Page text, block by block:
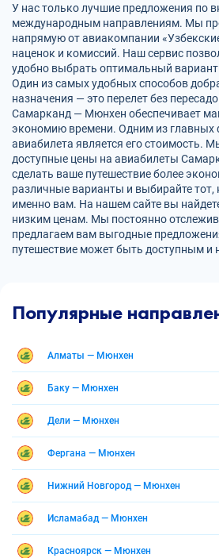
У нас только лучшие предложения по
международным направлениям. Мы
напрямую от авиакомпании
наценок и комиссий. Наш сервис
удобно выбрать оптимальный вариант
Один из самых удобных способов
назначения — это перелет без
Самарканд — Мюнхен обеспечивает
экономию времени. Одним из главных
авиабилета является его стоимость.
доступные цены на авиабилеты
сделать ваше путешествие более
различные варианты и выбирайте тот,
именно вам. На нашем сайте вы
низким ценам. Мы постоянно
предлагаем вам выгодные
путешествие может быть доступным и
Популярные
Алматы — Мюнхен
Баку — Мюнхен
Дели — Мюнхен
Фергана — Мюнхен
Нижний Новгород — Мюнхен
Исламабад — Мюнхен
Красноярск — Мюнхен